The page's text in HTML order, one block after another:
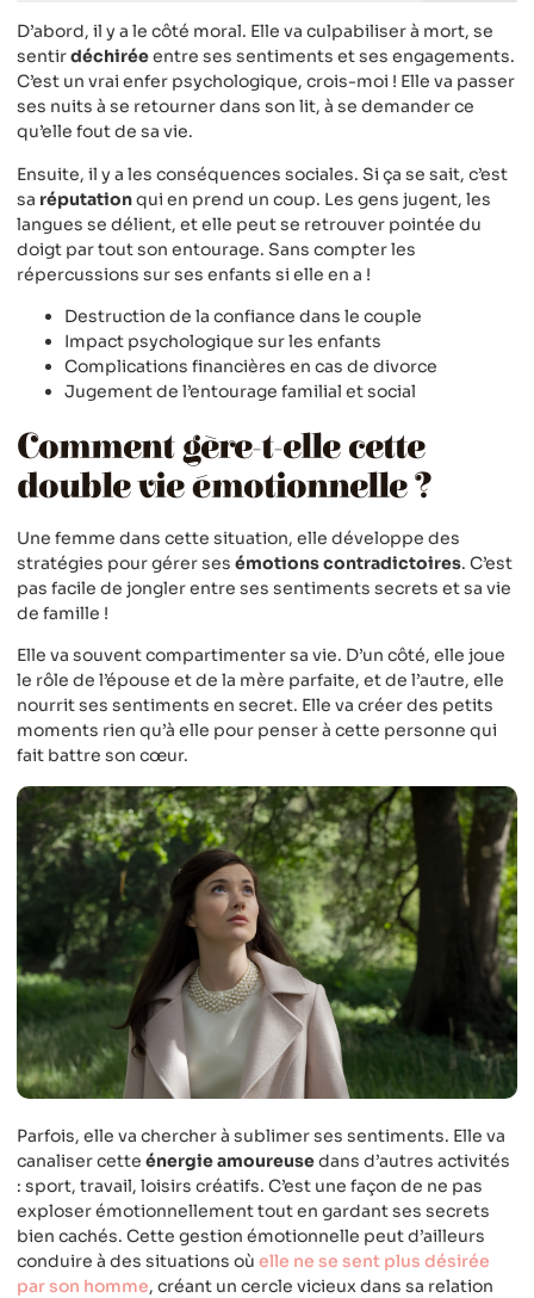
D’abord, il y a le côté moral. Elle va culpabiliser à mort, se
sentirdéchiréeentre ses sentiments et ses engagements.
C’est un vrai enfer psychologique, crois-moi ! Elle va passer
ses nuits à se retourner dans son lit, à se demander ce
qu’elle fout de sa vie.
Ensuite, il y a les conséquences sociales. Si ça se sait, c’est
sa réputationqui en prend un coup. Les gens jugent, les
langues se délient, et elle peut se retrouver pointée du
doigt par tout son entourage. Sans compter les
répercussions sur ses enfants si elle en a !
Destruction de la confiance dans le couple
Impact psychologique sur les enfants
Complications financières en cas de divorce
Jugement de l’entourage familial et social
Comment gère-t-elle cette
double vie émotionnelle ?
Une femme dans cette situation, elle développe des
stratégies pour gérer ses émotions contradictoires. C’est
pas facile de jongler entre ses sentiments secrets et sa vie
de famille !
Elle va souvent compartimenter sa vie. D’un côté, elle joue
le rôle de l’épouse et de la mère parfaite, et de l’autre, elle
nourrit ses sentiments en secret. Elle va créer des petits
moments rien qu’à elle pour penser à cette personne qui
fait battre son cœur.
Parfois, elle va chercher à sublimer ses sentiments. Elle va
canaliser cette énergie amoureusedans d’autres activités
: sport, travail, loisirs créatifs. C’est une façon de ne pas
exploser émotionnellement tout en gardant ses secrets
bien cachés. Cette gestion émotionnelle peut d’ailleurs
conduire à des situations où elle ne se sent plus désirée
par son homme, créant un cercle vicieux dans sa relation